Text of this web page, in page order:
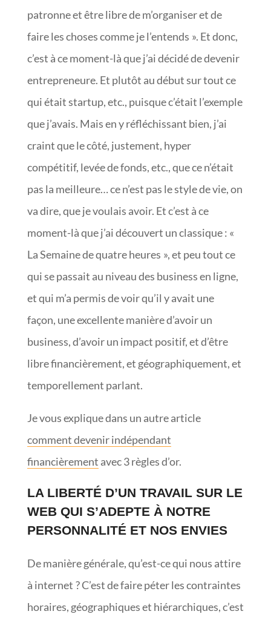
patronne et être libre de m’organiser et de
faire les choses comme je l’entends ». Et donc,
c’est à ce moment-là que j’ai décidé de devenir
entrepreneure. Et plutôt au début sur tout ce
qui était startup, etc., puisque c’était l’exemple
que j’avais. Mais en y réfléchissant bien, j’ai
craint que le côté, justement, hyper
compétitif, levée de fonds, etc., que ce n’était
pas la meilleure… ce n’est pas le style de vie, on
va dire, que je voulais avoir. Et c’est à ce
moment-là que j’ai découvert un classique : «
La Semaine de quatre heures », et peu tout ce
qui se passait au niveau des business en ligne,
et qui m’a permis de voir qu’il y avait une
façon, une excellente manière d’avoir un
business, d’avoir un impact positif, et d’être
libre financièrement, et géographiquement, et
temporellement parlant.
Je vous explique dans un autre article
comment devenir indépendant
financièrement avec 3 règles d’or.
LA LIBERTÉ D’UN TRAVAIL SUR LE
WEB QUI S’ADEPTE À NOTRE
PERSONNALITÉ ET NOS ENVIES
De manière générale, qu’est-ce qui nous attire
à internet ? C’est de faire péter les contraintes
horaires, géographiques et hiérarchiques, c’est